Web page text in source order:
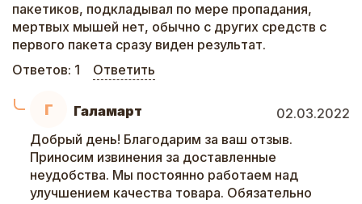
пакетиков, подкладывал по мере пропадания,
мертвых мышей нет, обычно с других средств с
первого пакета сразу виден результат.
Ответов: 1 Ответить
Г Галамарт
02.03.2022
Добрый день! Благодарим за ваш отзыв.
Приносим извинения за доставленные
неудобства. Мы постоянно работаем над
улучшением качества товара. Обязательно